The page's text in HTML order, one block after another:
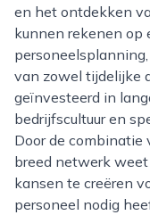
en het ontdekken
kunnen rekenen op
van zowel tijdelijke
geïnvesteerd in
bedrijfscultuur en
Door de
breed netwerk
kansen te creëren
personeel nodig